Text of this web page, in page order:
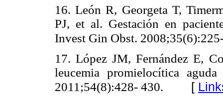
16. León R, Georgeta T,
PJ, et al. Gestación en
Invest Gin Obst.
17. López JM, Fernández E,
leucemia promielocítica
2011;54(8):428- 430. [